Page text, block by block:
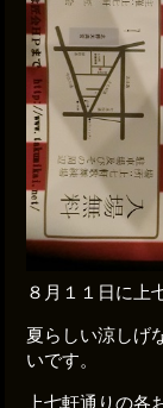
８月１１日に上
夏らしい涼しげ
いです。
上七軒通りの各